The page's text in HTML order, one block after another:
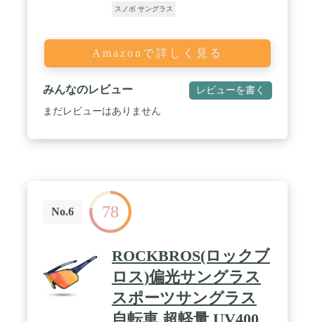
スノボ サングラス
Amazonで詳しく見る
みんなのレビュー レビューを書く
まだレビューはありません
No.6 78
ROCKBROS(ロックブ
ロス)偏光サングラス
スポーツサングラス